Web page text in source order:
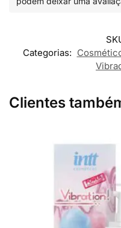
Categorias:
Clientes